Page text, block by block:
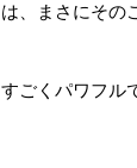
は、まさにその
すごくパワフル